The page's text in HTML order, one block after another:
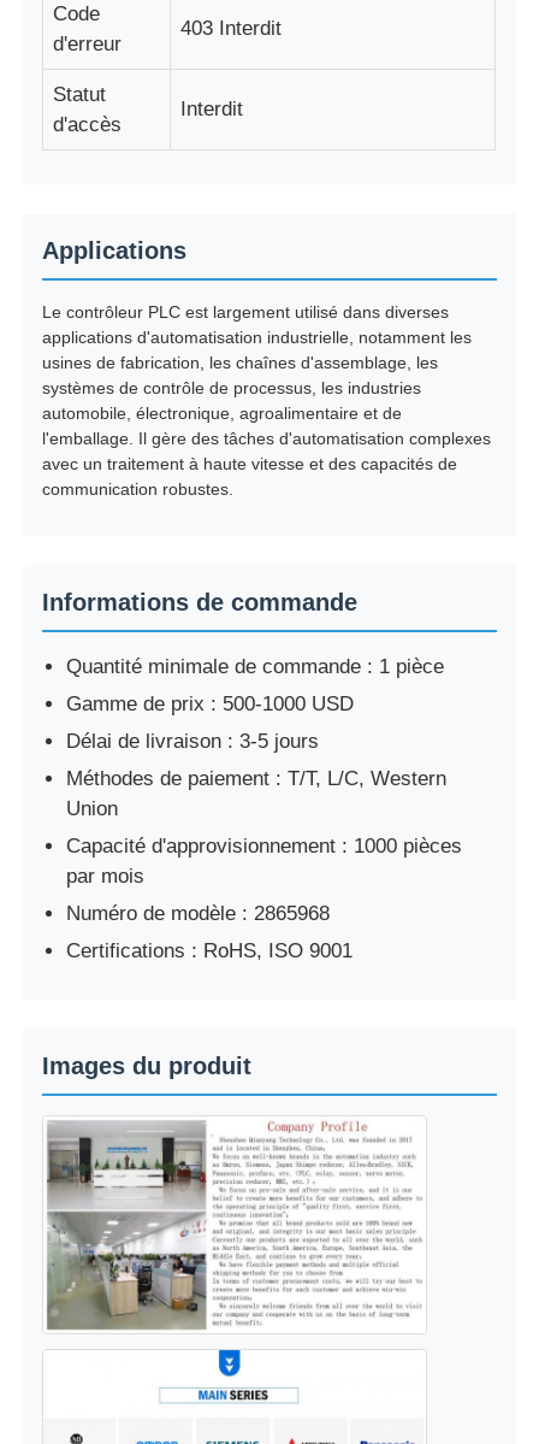
Code
d'erreur
403 Interdit
Statut
d'accès
Interdit
Applications
Le contrôleur PLC est largement utilisé dans diverses
applications d'automatisation industrielle, notamment les
usines de fabrication, les chaînes d'assemblage, les
systèmes de contrôle de processus, les industries
automobile, électronique, agroalimentaire et de
l'emballage. Il gère des tâches d'automatisation complexes
avec un traitement à haute vitesse et des capacités de
communication robustes.
Informations de commande
Quantité minimale de commande : 1 pièce
Gamme de prix : 500-1000 USD
Délai de livraison : 3-5 jours
Méthodes de paiement : T/T, L/C, Western
Union
Capacité d'approvisionnement : 1000 pièces
par mois
Numéro de modèle : 2865968
Certifications : RoHS, ISO 9001
Images du produit